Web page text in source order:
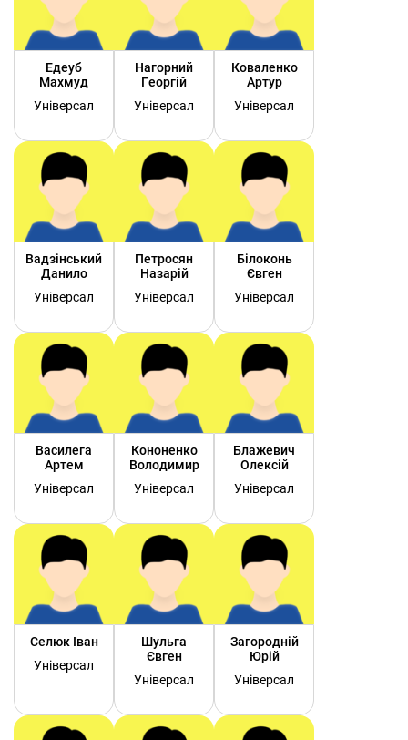
Едеуб
Махмуд
Універсал
Нагорний
Георгій
Універсал
Коваленко
Артур
Універсал
Вадзінський
Данило
Універсал
Петросян
Назарій
Універсал
Білоконь
Євген
Універсал
Василега
Артем
Універсал
Кононенко
Володимир
Універсал
Блажевич
Олексій
Універсал
Селюк Іван
Універсал
Шульга
Євген
Універсал
Загородній
Юрій
Універсал